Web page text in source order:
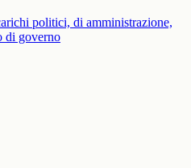
politici, di amministrazione,
di governo